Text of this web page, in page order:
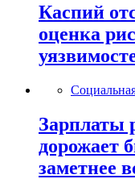
Каспий
оценка
Зарплаты
дорожает
заметнее